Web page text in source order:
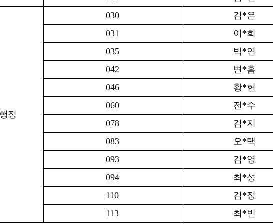
정
030 김*은
031 이 *희
035
박*연
042
변*흠
046 황*현
060
전*수
078
김*지
083 오*택
093
김*영
094
최 *성
110 김*정
113
최 *빈